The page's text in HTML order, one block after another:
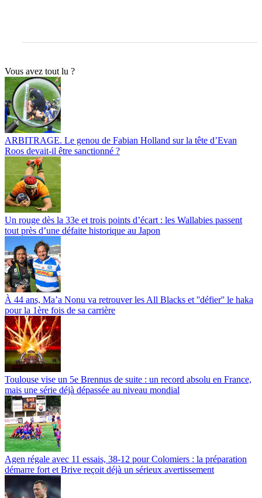
Vous avez tout lu ?
ARBITRAGE. Le genou de Fabian Holland sur la tête d’Evan
Roos devait-il être sanctionné ?
Un rouge dès la 33e et trois points d’écart : les Wallabies passent
tout près d’une défaite historique au Japon
À 44 ans, Ma’a Nonu va retrouver les All Blacks et ''défier'' le haka
pour la 1ère fois de sa carrière
Toulouse vise un 5e Brennus de suite : un record absolu en France,
mais une série déjà dépassée au niveau mondial
Agen régale avec 11 essais, 38-12 pour Colomiers : la préparation
démarre fort et Brive reçoit déjà un sérieux avertissement